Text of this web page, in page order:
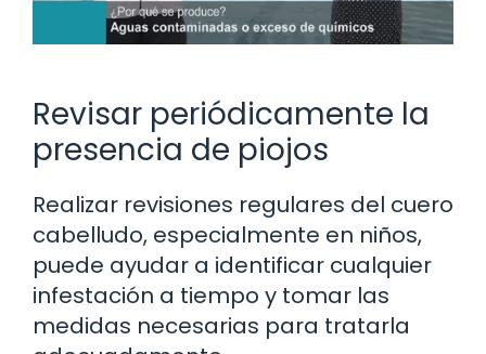
Revisar periódicamente la
presencia de piojos
Realizar revisiones regulares del cuero
cabelludo, especialmente en niños,
puede ayudar a identificar cualquier
infestación a tiempo y tomar las
medidas necesarias para tratarla